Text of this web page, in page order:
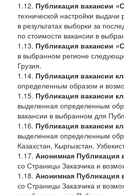
1.12. Публикация вакансии
технической настройки выдачи
в результатах выборки за
по стоимости вакансии в
1.13. Публикация вакансии
в выбранном регионе
Грузия.
1.14. Публикация вакансии
определенным образом и
1.15. Публикация вакансии
выделенная определенным
вакансии в выбранном для
1.16. Публикация вакансии
выделенная определенным
Казахстан, Кыргызстан,
1.17. Анонимная Публикация
со Страницы Заказчика и
1.18. Анонимная Публикация
со Страницы Заказчика и